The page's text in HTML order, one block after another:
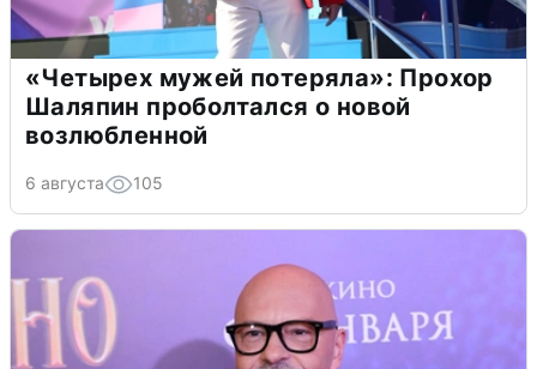
«Четырех мужей потеряла»: Прохор
Шаляпин проболтался о новой
возлюбленной
6 августа 105